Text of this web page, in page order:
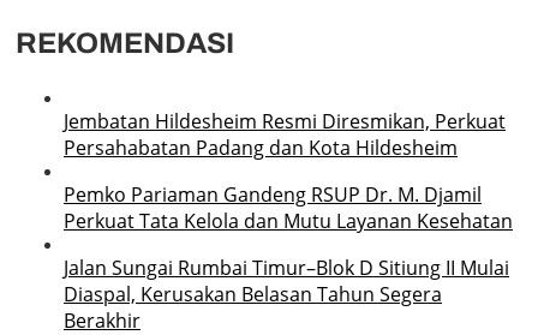
REKOMENDASI
Jembatan Hildesheim Resmi Diresmikan, Perkuat
Persahabatan Padang dan Kota Hildesheim
Pemko Pariaman Gandeng RSUP Dr. M. Djamil
Perkuat Tata Kelola dan Mutu Layanan Kesehatan
Jalan Sungai Rumbai Timur–Blok D Sitiung II Mulai
Diaspal, Kerusakan Belasan Tahun Segera
Berakhir